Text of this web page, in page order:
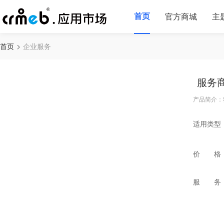
首页 官方商城 主
首页 企业服务
服务
产品简介
适用类型
价 格
服 务